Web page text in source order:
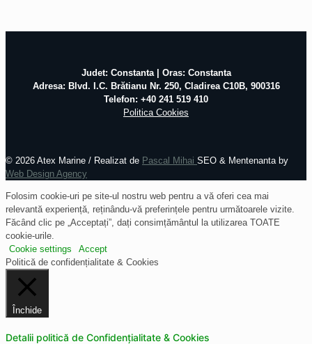
Judet: Constanta | Oras: Constanta
Adresa: Blvd. I.C. Brătianu Nr. 250, Cladirea C10B, 900316
Telefon: +40 241 519 410
Politica Cookies
© 2026 Atex Marine / Realizat de Pascal Mihai SEO & Mentenanta by
Web Design Agency
Folosim cookie-uri pe site-ul nostru web pentru a vă oferi cea mai
relevantă experiență, reținându-vă preferințele pentru următoarele vizite.
Făcând clic pe „Acceptați”, dați consimțământul la utilizarea TOATE
cookie-urile.
Cookie settings
Accept
Politică de confidențialitate & Cookies
Închide
Detalii politică de Confidențialitate & Cookies